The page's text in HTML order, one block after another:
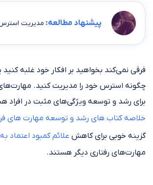
پیشنهاد مطالعه: مدیریت
فرقی نمی‌کند بخواهید بر افکار خود غلبه کنید
چگونه استرس خود را مدیریت کنید.
برای رشد و توسعه ویژگی‌های مثبت در افراد
خلاصه کتاب های رشد و توسعه مهارت های
گزینه خوبی برای کاهش علائم کمبود اعتماد
مهارت‌های رفتاری دیگر هستند.